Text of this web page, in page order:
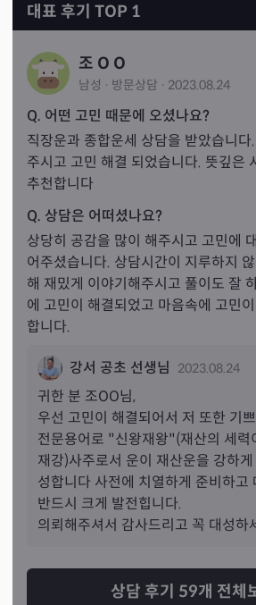
대표 후기 TOP 1
조 O O
남성 · 방문상담 · 2023.08.24
Q. 어떤 고민 때문에 오셨나요?
직장운과 종합운세 상담을 받았습니다
주시고 고민 해결 되었습니다. 뜻깊은
추천합니다
Q. 상담은 어떠셨나요?
상당히 공감을 많이 해주시고 고민에
어주셨습니다. 상담시간이 지루하지
해 재밌게 이야기해주시고 풀이도 잘
에 고민이 해결되었고 마음속에 고민
합니다.
강서 공초 선생님 2023.08.24
귀한 분 조OO님,
우선 고민이 해결되어서 저 또한 기
전문용어로 "신왕재왕"(재산의 세력
재강)사주로서 운이 재산운을 강하
성합니다 사전에 치열하게 준비하고
반드시 크게 발전힙니다.
상담 후기 59개 전체